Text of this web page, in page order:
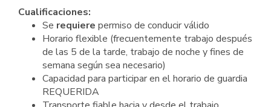
Cualificaciones:
Se requiere permiso de conducir válido
Horario flexible (frecuentemente trabajo después
de las 5 de la tarde, trabajo de noche y fines de
semana según sea necesario)
Capacidad para participar en el horario de guardia
REQUERIDA